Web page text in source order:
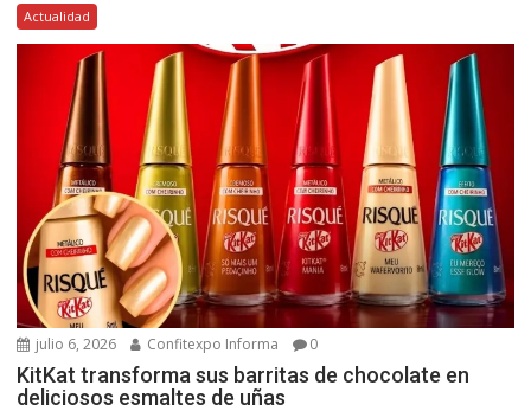
Actualidad
julio 6, 2026 Confitexpo Informa 0
KitKat transforma sus barritas de chocolate en
deliciosos esmaltes de uñas